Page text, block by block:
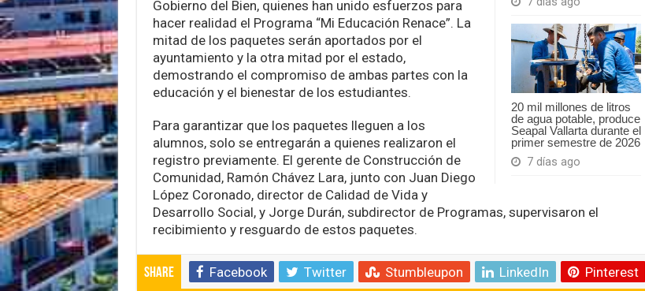
20 mil millones de litros
de agua potable, produce
Seapal Vallarta durante el
primer semestre de 2026
7 días ago
Gobierno del Bien, quienes han unido esfuerzos para
hacer realidad el Programa “Mi Educación Renace”. La
mitad de los paquetes serán aportados por el
ayuntamiento y la otra mitad por el estado,
demostrando el compromiso de ambas partes con la
educación y el bienestar de los estudiantes.
Para garantizar que los paquetes lleguen a los
alumnos, solo se entregarán a quienes realizaron el
registro previamente. El gerente de Construcción de
Comunidad, Ramón Chávez Lara, junto con Juan Diego
López Coronado, director de Calidad de Vida y
Desarrollo Social, y Jorge Durán, subdirector de Programas, supervisaron el
recibimiento y resguardo de estos paquetes.
Share Facebook Twitter Stumbleupon LinkedIn Pinterest